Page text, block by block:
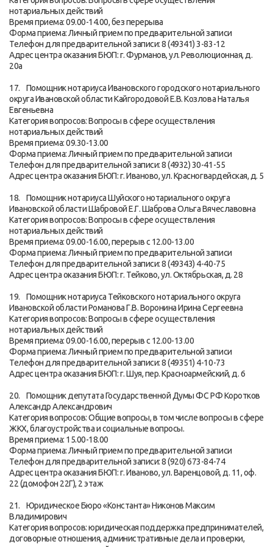
нотариальных действий
Время приема: 09.00-14.00, без перерыва
Форма приема: Личный прием по предварительной записи
Телефон для предварительной записи: 8 (49341) 3-83-12
Адрес центра оказания БЮП: г. Фурманов, ул. Революционная, д.
20а
17. Помощник нотариуса Ивановского городского нотариального
округа Ивановской области Кайгородовой Е.В. Козлова Наталья
Евгеньевна
Категория вопросов: Вопросы в сфере осуществления
нотариальных действий
Время приема: 09.30-13.00
Форма приема: Личный прием по предварительной записи
Телефон для предварительной записи: 8 (4932) 30-41-55
Адрес центра оказания БЮП: г. Иваново, ул. Красногвардейская, д. 5
18. Помощник нотариуса Шуйского нотариального округа
Ивановской области Шабровой Е.Г. Шаброва Ольга Вячеславовна
Категория вопросов: Вопросы в сфере осуществления
нотариальных действий
Время приема: 09.00-16.00, перерыв с 12.00-13.00
Форма приема: Личный прием по предварительной записи
Телефон для предварительной записи: 8 (49343) 4-40-75
Адрес центра оказания БЮП: г. Тейково, ул. Октябрьская, д. 28
19. Помощник нотариуса Тейковского нотариального округа
Ивановской области Романова Г.В. Воронина Ирина Сергеевна
Категория вопросов: Вопросы в сфере осуществления
нотариальных действий
Время приема: 09.00-16.00, перерыв с 12.00-13.00
Форма приема: Личный прием по предварительной записи
Телефон для предварительной записи: 8 (49351) 4-10-73
Адрес центра оказания БЮП: г. Шуя, пер. Красноармейский, д. 6
20. Помощник депутата Государственной Думы ФС РФ Коротков
Александр Александрович
Категория вопросов: Общие вопросы, в том числе вопросы в сфере
ЖКХ, благоустройства и социальные вопросы.
Время приема: 15.00-18.00
Форма приема: Личный прием по предварительной записи
Телефон для предварительной записи: 8 (920) 673-84-74
Адрес центра оказания БЮП: г. Иваново, ул. Варенцовой, д. 11, оф.
22 (домофон 22Г), 2 этаж
21. Юридическое Бюро «Константа» Никонов Максим
Владимирович
Категория вопросов: юридическая поддержка предпринимателей,
договорные отношения, административные дела и проверки,